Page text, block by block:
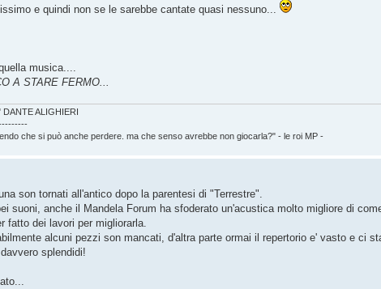
e quindi non se le sarebbe cantate quasi nessuno...
musica....
A STARE FERMO...
ALIGHIERI
che si può anche perdere. ma che senso avrebbe non giocarla?" - le roi MP -
son tornati all'antico dopo la parentesi di "Terrestre".
suoni, anche il Mandela Forum ha sfoderato un'acustica molto migliore di
fatto dei lavori per migliorarla.
alcuni pezzi son mancati, d'altra parte ormai il repertorio e' vasto e ci
splendidi!